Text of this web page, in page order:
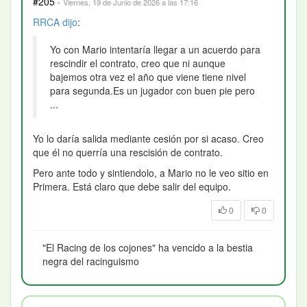
RRCA dijo:
Yo con Mario intentaría llegar a un acuerdo para
rescindir el contrato, creo que ni aunque
bajemos otra vez el año que viene tiene nivel
para segunda.Es un jugador con buen pie pero
...
Yo lo daría salida mediante cesión por si acaso. Creo
que él no querría una rescisión de contrato.
Pero ante todo y sintiendolo, a Mario no le veo sitio en
Primera. Está claro que debe salir del equipo.
0 0
"El Racing de los cojones" ha vencido a la bestia
negra del racinguismo